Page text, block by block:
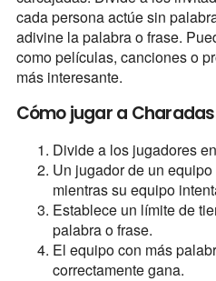
cada persona actúe sin
adivine la palabra o frase.
como películas, canciones o
más interesante.
Cómo jugar a
Divide a los jugadores
Un jugador de un
mientras su equipo
Establece un límite de
palabra o frase.
El equipo con más
correctamente gana.